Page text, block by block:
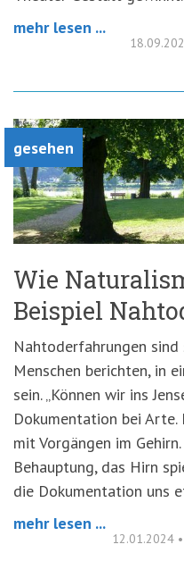
mehr lesen ...
gesehen
Wie
Beispiel
Nahtoderfahrungen sind
Menschen berichten, in
sein. „Können wir ins
Dokumentation bei
mit Vorgängen im
Behauptung, das Hirn
die Dokumentation uns
mehr lesen ...
12.01.2024 •